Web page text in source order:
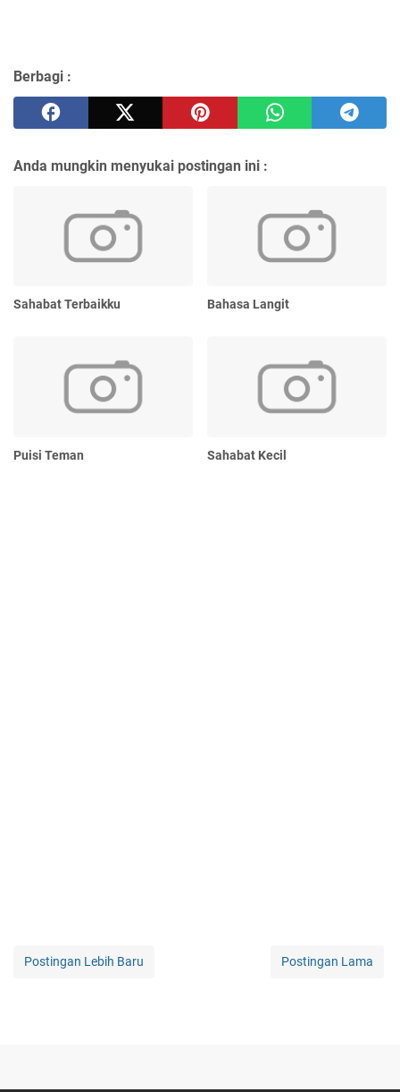
Berbagi :
Anda mungkin menyukai postingan ini :
Sahabat Terbaikku Bahasa Langit
Puisi Teman Sahabat Kecil
Postingan Lebih Baru Postingan Lama